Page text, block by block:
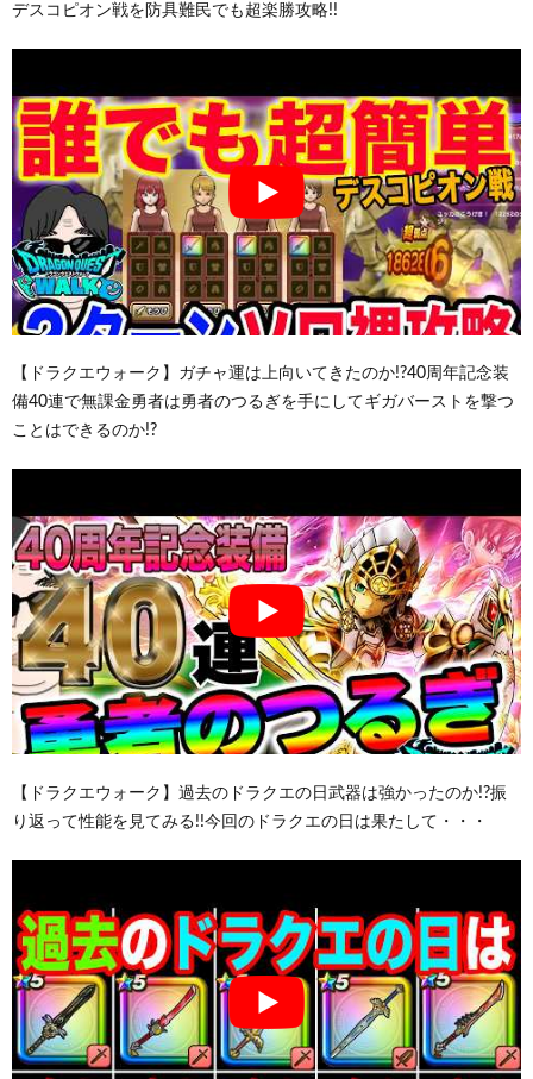
デスコピオン戦を防具難民でも超楽勝攻略!!
【ドラクエウォーク】ガチャ運は上向いてきたのか!?40周年記念装
備40連で無課金勇者は勇者のつるぎを手にしてギガバーストを撃つ
ことはできるのか!?
【ドラクエウォーク】過去のドラクエの日武器は強かったのか!?振
り返って性能を見てみる!!今回のドラクエの日は果たして・・・